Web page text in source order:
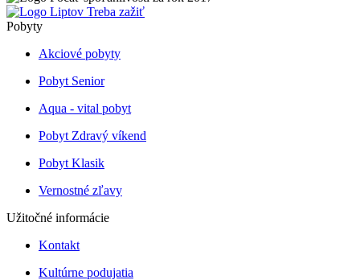
Pobyty
Akciové pobyty
Pobyt Senior
Aqua - vital pobyt
Pobyt Zdravý víkend
Pobyt Klasik
Vernostné zľavy
Užitočné informácie
Kontakt
Kultúrne podujatia